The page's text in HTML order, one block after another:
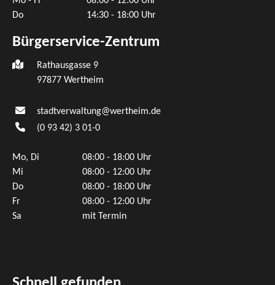
Do
14:30 - 18:00 Uhr
Bürgerservice-Zentrum
Rathausgasse 9
97877 Wertheim
stadtverwaltung@wertheim.de
(0 93 42) 3 01-0
Mo, Di
08:00 - 18:00 Uhr
Mi
08:00 - 12:00 Uhr
Do
08:00 - 18:00 Uhr
Fr
08:00 - 12:00 Uhr
Sa
mit Termin